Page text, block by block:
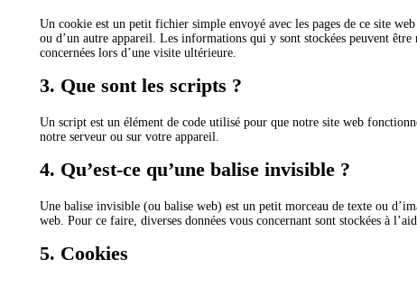
Un cookie est un petit fichier simple envoyé avec les pages de ce site
ou d’un autre appareil. Les informations qui y sont stockées peuvent être
concernées lors d’une visite ultérieure.
3. Que sont les scripts ?
Un script est un élément de code utilisé pour que notre site web
notre serveur ou sur votre appareil.
4. Qu’est-ce qu’une balise invisible ?
Une balise invisible (ou balise web) est un petit morceau de texte ou
web. Pour ce faire, diverses données vous concernant sont stockées à
5. Cookies